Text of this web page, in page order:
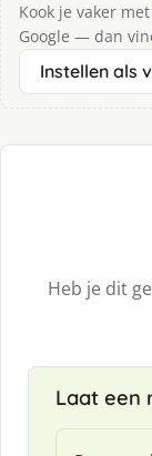
Kook je vaker
Google — dan
Instellen als
Heb je dit
Laat een